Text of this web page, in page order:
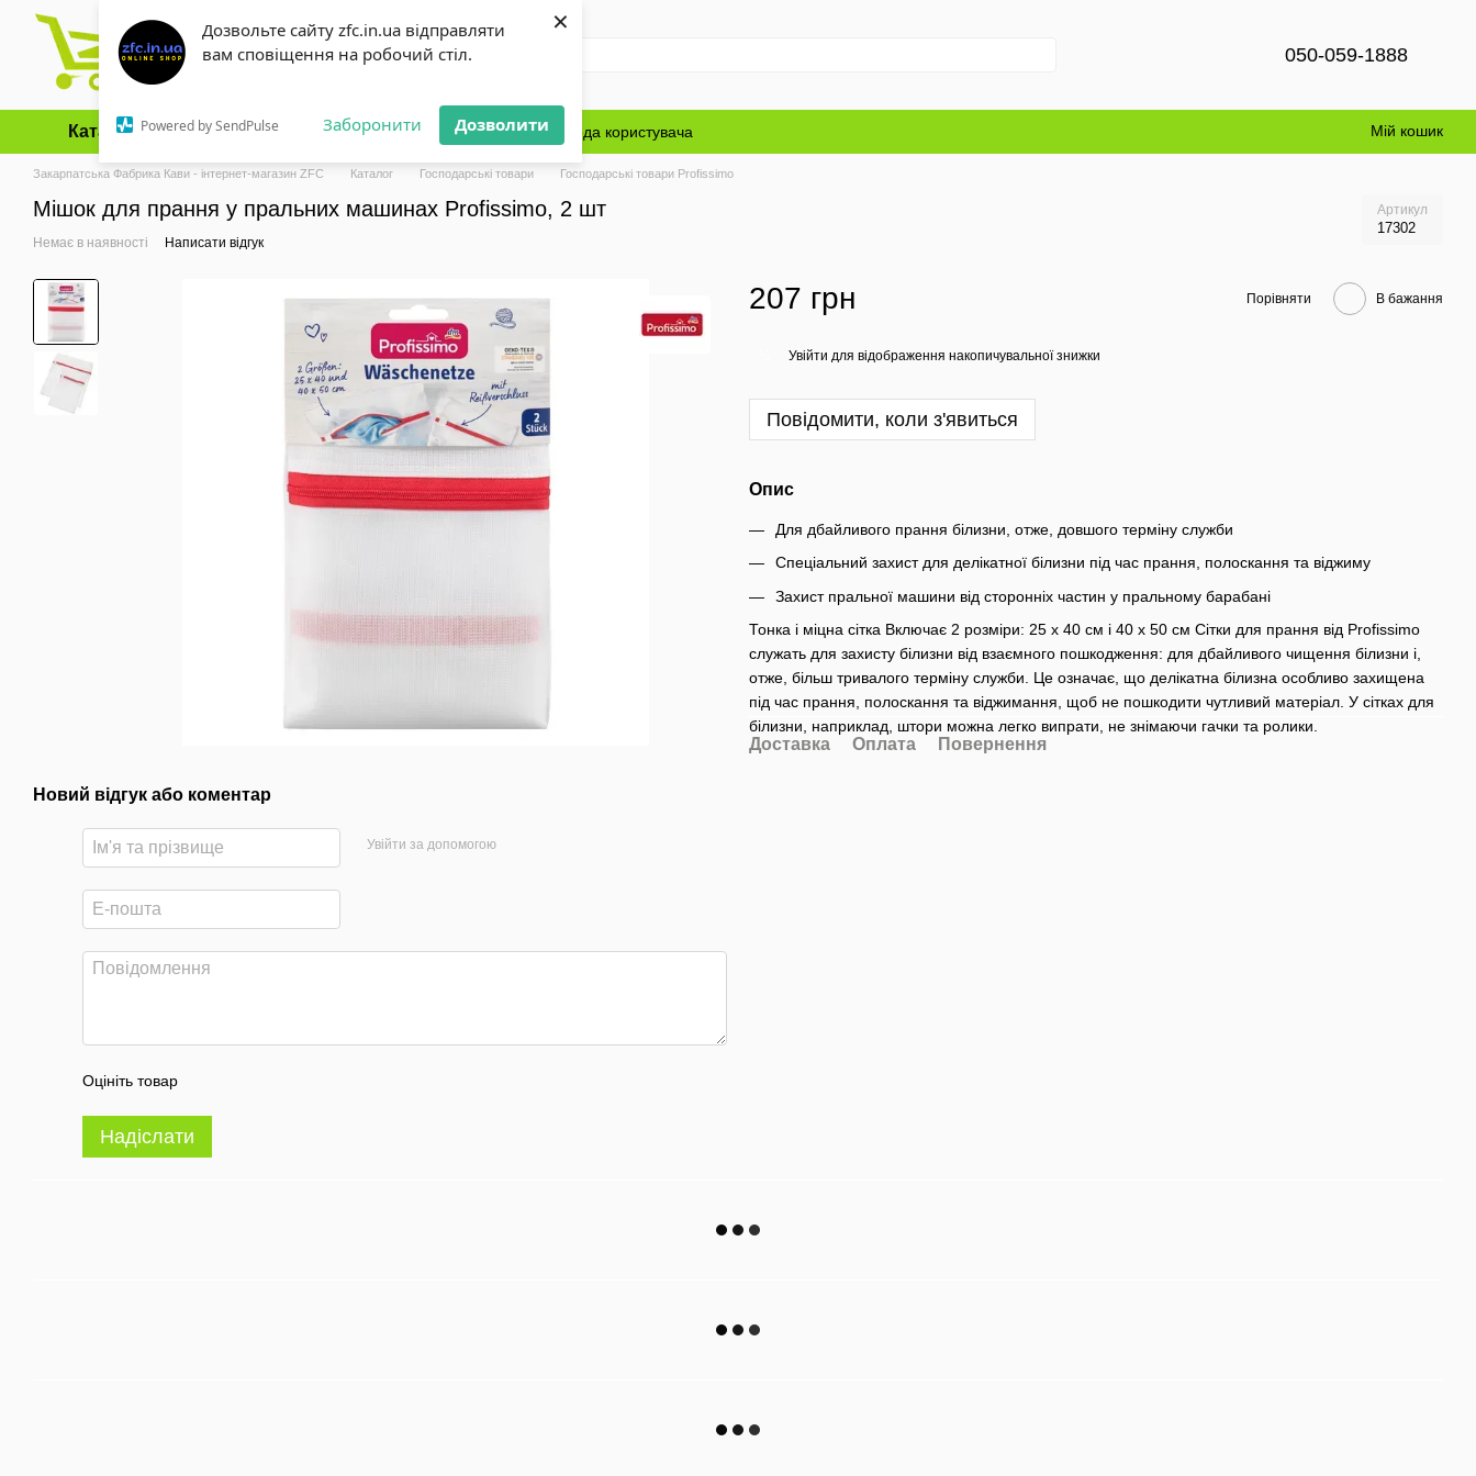
Дозвольте сайту zfc.in.ua відправляти
вам сповіщення на робочий стіл.
Powered by SendPulse Заборонити Дозволити
×
Перейти до основного контенту
050-059-1888
Каталог Оплата і доставка Обмін та повернення Блог Угода користувача Мій кошик
Закарпатська Фабрика Кави - інтернет-магазин ZFC Каталог Господарські товари Господарські товари Profissimo
Мішок для прання у пральних машинах Profissimo, 2 шт Артикул
17302
Немає в наявності Написати відгук
Новий відгук або коментар
Увійти за допомогою
Оцініть товар
Надіслати
207 грн Порівняти В бажання
Увійти для відображення накопичувальної знижки
Повідомити, коли з'явиться
Опис
Для дбайливого прання білизни, отже, довшого терміну служби
Спеціальний захист для делікатної білизни під час прання, полоскання та віджиму
Захист пральної машини від сторонніх частин у пральному барабані
Тонка і міцна сітка Включає 2 розміри: 25 х 40 см і 40 х 50 см Сітки для прання від Profissimo
служать для захисту білизни від взаємного пошкодження: для дбайливого чищення білизни і,
отже, більш тривалого терміну служби. Це означає, що делікатна білизна особливо захищена
під час прання, полоскання та віджимання, щоб не пошкодити чутливий матеріал. У сітках для
білизни, наприклад, штори можна легко випрати, не знімаючи гачки та ролики.
Доставка Оплата Повернення